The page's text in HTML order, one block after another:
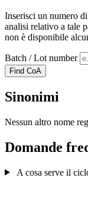
Inserisci un numero
analisi relativo a tale
non è disponibile
Batch / Lot number
Find CoA
Sinonimi
Nessun altro nome
Domande
A cosa serve il